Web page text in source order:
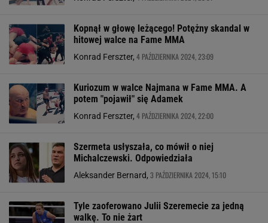
Kopnął w głowę leżącego! Potężny skandal w
hitowej walce na Fame MMA
Konrad Ferszter, 4 PAŹDZIERNIKA 2024, 23:09
Kuriozum w walce Najmana w Fame MMA. A
potem "pojawił" się Adamek
Konrad Ferszter, 4 PAŹDZIERNIKA 2024, 22:00
Szermeta usłyszała, co mówił o niej
Michalczewski. Odpowiedziała
Aleksander Bernard, 3 PAŹDZIERNIKA 2024, 15:10
Tyle zaoferowano Julii Szeremecie za jedną
walkę. To nie żart